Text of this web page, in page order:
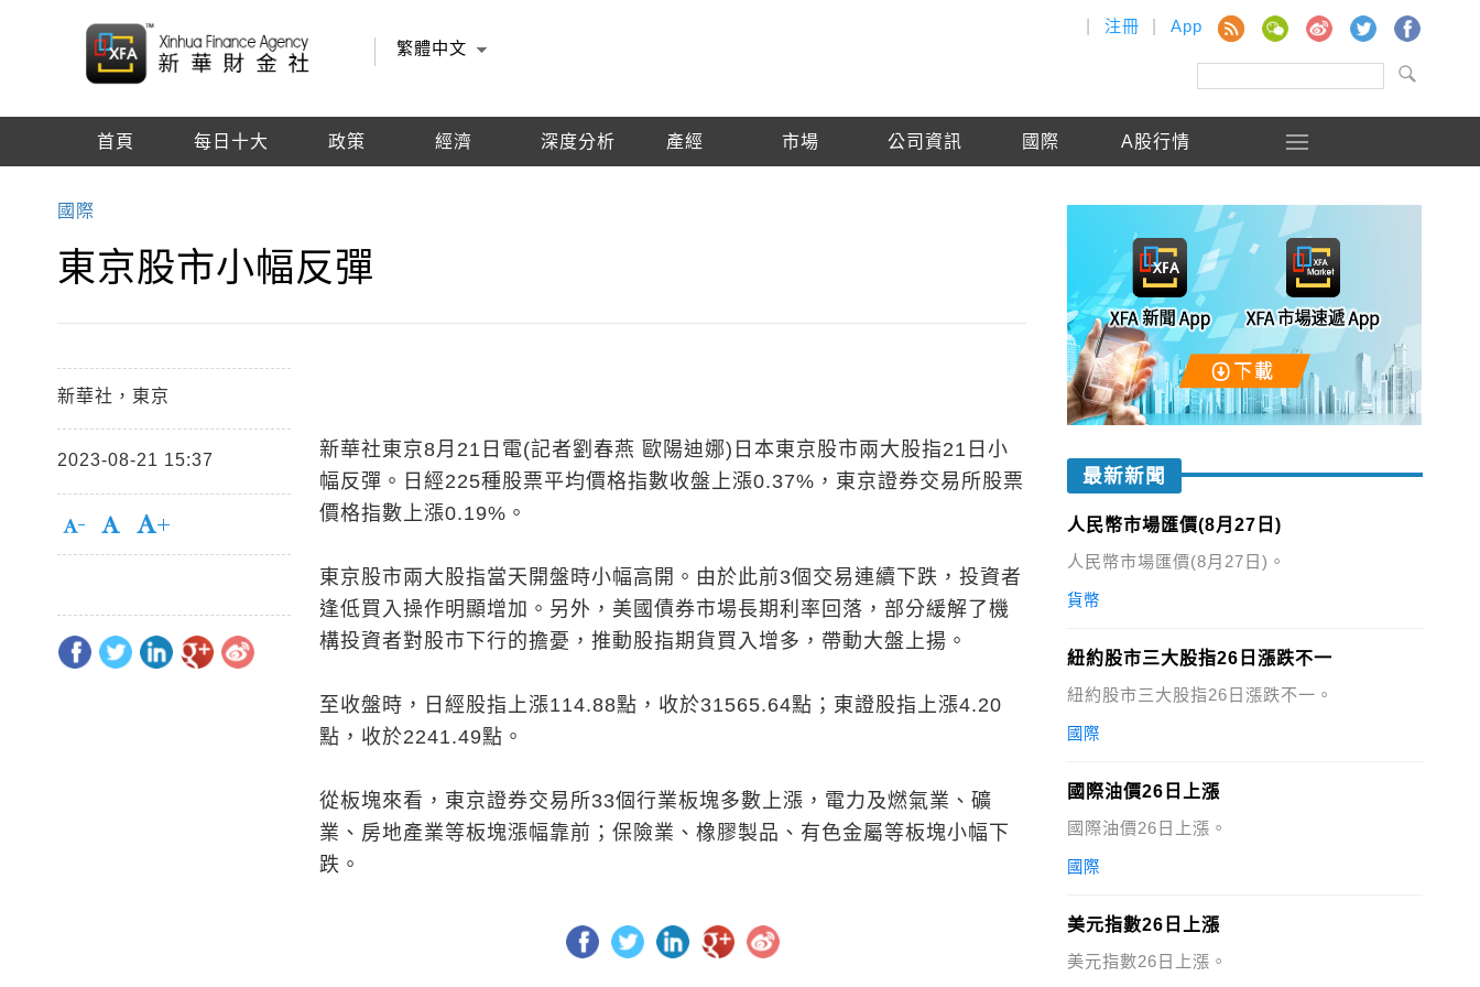
繁體中文
注冊 App
首頁 每日十大 政策 經濟 深度分析 產經 市場 公司資訊 國際 A股行情
國際
東京股市小幅反彈
新華社，東京
2023-08-21 15:37
新華社東京8月21日電(記者劉春燕 歐陽迪娜)日本東京股市兩大股指21日小
幅反彈。日經225種股票平均價格指數收盤上漲0.37%，東京證券交易所股票
價格指數上漲0.19%。
東京股市兩大股指當天開盤時小幅高開。由於此前3個交易連續下跌，投資者
逢低買入操作明顯增加。另外，美國債券市場長期利率回落，部分緩解了機
構投資者對股市下行的擔憂，推動股指期貨買入增多，帶動大盤上揚。
至收盤時，日經股指上漲114.88點，收於31565.64點；東證股指上漲4.20
點，收於2241.49點。
從板塊來看，東京證券交易所33個行業板塊多數上漲，電力及燃氣業、礦
業、房地產業等板塊漲幅靠前；保險業、橡膠製品、有色金屬等板塊小幅下
跌。
最新新聞
人民幣市場匯價(8月27日)
人民幣市場匯價(8月27日)。
貨幣
紐約股市三大股指26日漲跌不一
紐約股市三大股指26日漲跌不一。
國際
國際油價26日上漲
國際油價26日上漲。
國際
美元指數26日上漲
美元指數26日上漲。